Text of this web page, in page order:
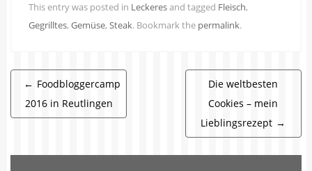
This entry was posted in Leckeresand tagged Fleisch,
Gegrilltes, Gemüse, Steak. Bookmark the permalink.
Beitragsnavigation
← Foodbloggercamp
2016 in Reutlingen
Die weltbesten
Cookies – mein
Lieblingsrezept →